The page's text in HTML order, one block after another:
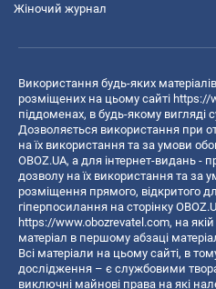
Жіночий журнал
Використання будь-яких
розміщених на цьому сайті https://
піддоменах, в будь-якому вигляді
Дозволяється використання при
на їх використання та за умови
OBOZ.UA, а для інтернет-видань -
дозволу на їх використання та за
розміщення прямого, відкритого
гіперпосилання на сторінку
https://www.obozrevatel.com, на
матеріал в першому абзаці
Всі матеріали на цьому сайті, в
дослідження – є службовими
виключні майнові права на які